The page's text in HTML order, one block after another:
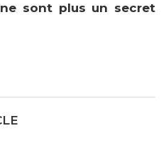
sont plus un secret